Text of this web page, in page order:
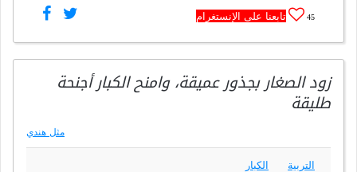
45 تابعنا على الإنستغرام
زود الصغار بجذور عميقة، وامنح الكبار أجنحة
طليقة
مثل هندي
التربية الكبار